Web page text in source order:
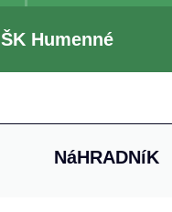
ŠK Humenné
NáHRADNíK